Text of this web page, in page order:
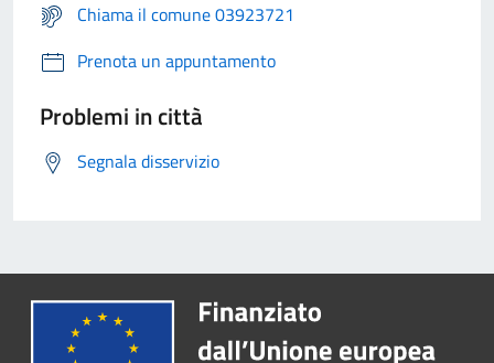
Chiama il comune 03923721
Prenota un appuntamento
Problemi in città
Segnala disservizio